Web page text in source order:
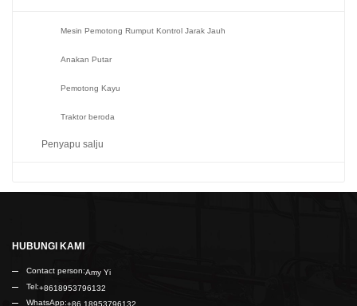
Mesin Pemotong Rumput Kontrol Jarak Jauh
Anakan Putar
Pemotong Kayu
Traktor beroda
Penyapu salju
HUBUNGI KAMI
Contact person:Amy Yi
Tel:+8618953796132
WhatsApp:+86 18953796132